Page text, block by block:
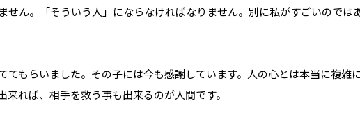
せん。「そういう人」にならなければなりません。別に私がすごいのでは
もらいました。その子には今も感謝しています。人の心とは本当に複雑
れば、相手を救う事も出来るのが人間です。